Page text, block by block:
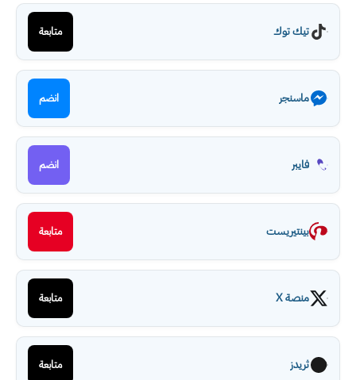
تيك توك متابعة
ماسنجر انضم
فايبر انضم
بينتيريست متابعة
منصة X متابعة
ثريدز متابعة